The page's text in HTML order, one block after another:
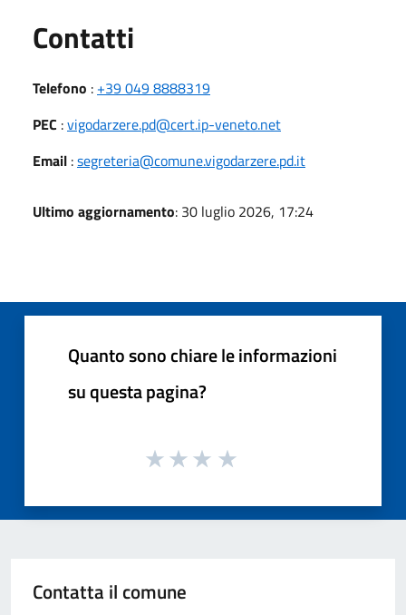
Contatti
Telefono : +39 049 8888319
PEC :vigodarzere.pd@cert.ip-veneto.net
Email :segreteria@comune.vigodarzere.pd.it
Ultimo aggiornamento: 30 luglio 2026, 17:24
Quanto sono chiare le informazioni
su questa pagina?
Contatta il comune